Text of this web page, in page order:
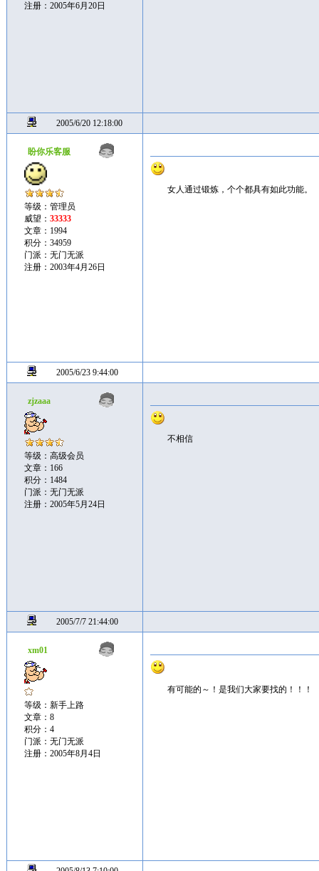
注册：2005年6月20日
2005/6/20 12:18:00
盼你乐客服
等级：管理员
威望： 33333
文章：1994
积分：34959
门派：无门无派
注册：2003年4月26日
女人通过锻炼，个个都具有如此功能。
2005/6/23 9:44:00
zjzaaa
等级：高级会员
文章：166
积分：1484
门派：无门无派
注册：2005年5月24日
不相信
2005/7/7 21:44:00
xm01
等级：新手上路
文章：8
积分：4
门派：无门无派
注册：2005年8月4日
有可能的～！是我们大家要找的！！！